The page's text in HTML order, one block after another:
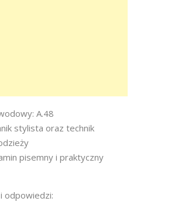
A.48
stylista oraz technik
pisemny i praktyczny
odpowiedzi: